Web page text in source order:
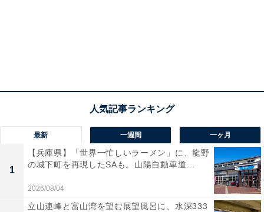
最新 一週間 一ヶ月
1
【兵庫県】「世界一忙しいラーメン」に、龍野
の城下町を再現したSAも。山陽自動車道...
2026/08/04
立山連峰と富山湾を望む展望風呂に、水深333